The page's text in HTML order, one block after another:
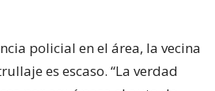
policial en el área, la vecina
es escaso. “La verdad